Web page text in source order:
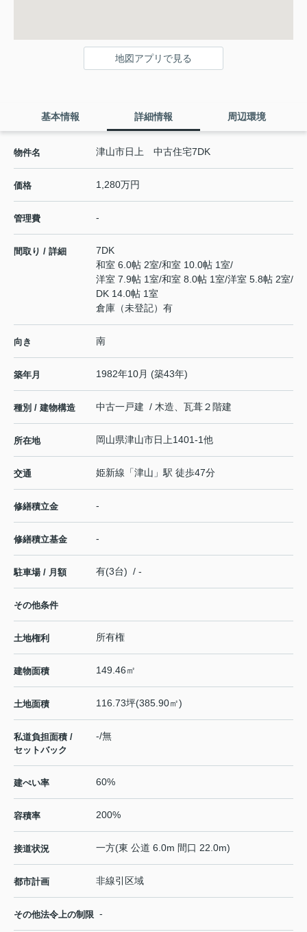
地図アプリで見る
基本情報 詳細情報 周辺環境
物件名 津山市日上 中古住宅7DK
価格 1,280万円
管理費 -
間取り / 詳細
7DK
和室 6.0帖 2室/和室 10.0帖 1室/
洋室 7.9帖 1室/和室 8.0帖 1室/洋室 5.8帖 2室/
DK 14.0帖 1室
倉庫（未登記）有
向き 南
築年月 1982年10月 (築43年)
種別 / 建物構造 中古一戸建 / 木造、瓦葺２階建
所在地 岡山県津山市日上1401-1他
交通 姫新線 「津山 」駅 徒歩47分
修繕積立金 -
修繕積立基金 -
駐車場 / 月額 有(3台) / -
その他条件
土地権利 所有権
建物面積 149.46㎡
土地面積 116.73坪(385.90㎡)
私道負担面積 /
セットバック
-/無
建ぺい率 60%
容積率 200%
接道状況 一方(東 公道 6.0m 間口 22.0m)
都市計画 非線引区域
その他法令上の制限 -